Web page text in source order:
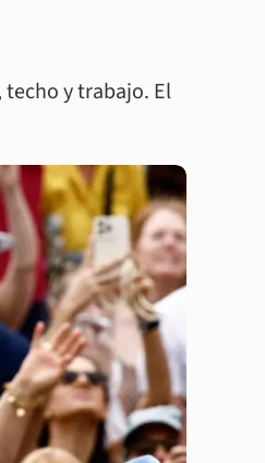
techo y trabajo. El